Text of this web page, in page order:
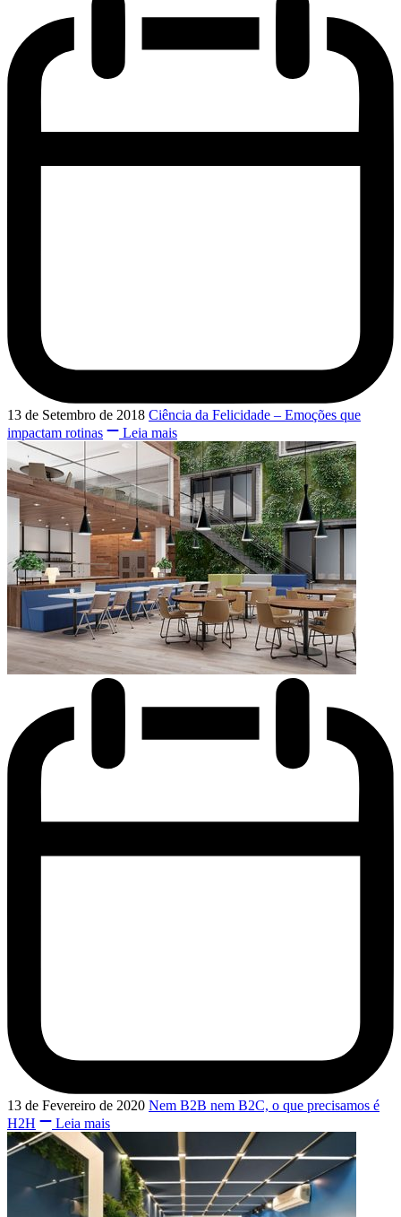
13 de Setembro de 2018 Ciência da Felicidade – Emoções que
impactam rotinas
Leia mais
13 de Fevereiro de 2020 Nem B2B nem B2C, o que precisamos é
H2H
Leia mais